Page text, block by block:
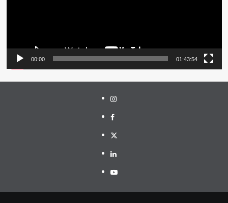
00:00 01:43:54
Instagram
Facebook
Twitter
Linkedin
Youtube